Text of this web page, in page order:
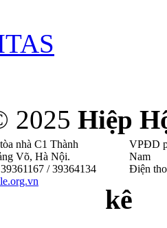
2025 Hiệp
nhà C1 Thành
Võ, Hà Nội .
/ 39364134
VPĐD
Nam
Điện
kê